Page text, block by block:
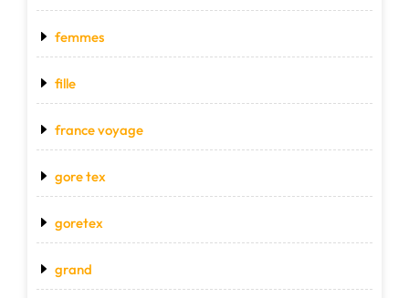
femmes
fille
france voyage
gore tex
goretex
grand